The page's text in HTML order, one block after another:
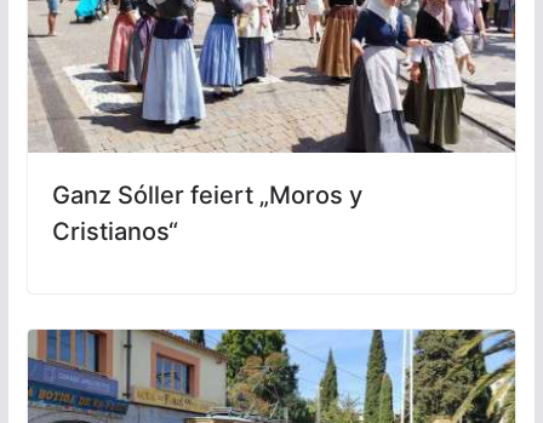
Ganz Sóller feiert „Moros y
Cristianos“